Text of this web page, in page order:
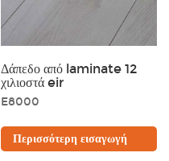
Δάπεδο από laminate 12
χιλιοστά eir
E8000
Περισσότερη εισαγωγή